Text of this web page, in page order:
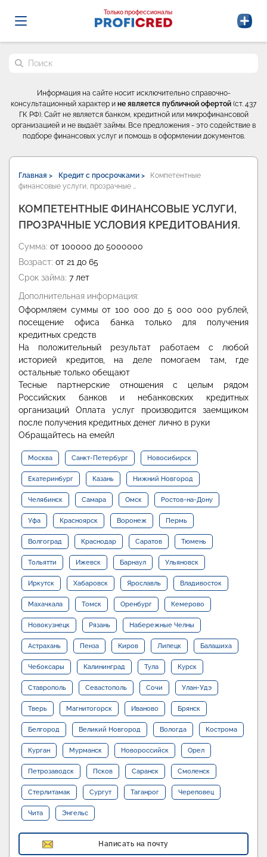
Probrokery - Только профессионалы
Только профессионалы
Поиск по сайту
Информация на сайте носит исключительно справочно-
консультационный характер и не является публичной офертой (ст. 437
ГК РФ). Сайт не является банком, кредитной или микрофинансовой
организацией и не выдаёт займы. Все предложения - это содействие в
подборе финансовых услуг и помощь в оформлении документов.
Главная > Кредит с просрочками >
Компетентные
финансовые услуги, прозрачные …
КОМПЕТЕНТНЫЕ ФИНАНСОВЫЕ УСЛУГИ,
ПРОЗРАЧНЫЕ УСЛОВИЯ КРЕДИТОВАНИЯ.
Сумма: от 100000 до 5000000
Возраст: от 21 до 65
Срок займа: 7 лет
Дополнительная информация:
Оформляем суммы от 100 000 до 5 000 000 рублей,
посещение офиса банка только для получения
кредитных средств
На положительный результат работаем с любой
историей кредитов, на деле помогаем там, где
остальные только обещают
Тесные партнерские отношения с целым рядом
Российских банков и небанковских кредитных
организаций Оплата услуг производится заемщиком
после получения кредитных денег лично в руки
Обращайтесь на емейл
Москва Санкт-Петербург Новосибирск
Екатеринбург Казань Нижний Новгород
Челябинск Самара Омск Ростов-на-Дону
Уфа Красноярск Воронеж Пермь
Волгоград Краснодар Саратов Тюмень
Тольятти Ижевск Барнаул Ульяновск
Иркутск Хабаровск Ярославль Владивосток
Махачкала Томск Оренбург Кемерово
Новокузнецк Рязань Набережные Челны
Астрахань Пенза Киров Липецк Балашиха
Чебоксары Калининград Тула Курск
Ставрополь Севастополь Сочи Улан-Удэ
Тверь Магнитогорск Иваново Брянск
Белгород Великий Новгород Вологда Кострома
Курган Мурманск Новороссийск Орел
Петрозаводск Псков Саранск Смоленск
Стерлитамак Сургут Таганрог Череповец
Чита Энгельс
Написать на почту